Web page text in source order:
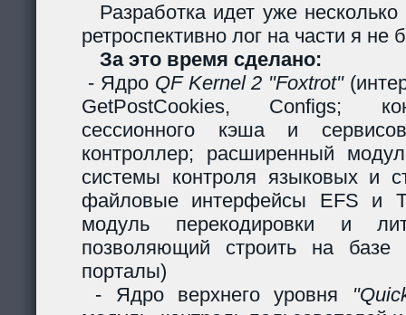
Разработка идет уже
ретроспективно лог на части я не
За это время сделано:
- Ядро QF Kernel 2 "Foxtrot"
GetPostCookies, Configs;
сессионного кэша и
контроллер; расширенный
системы контроля языковых и
файловые интерфейсы EFS и
модуль перекодировки и
позволяющий строить на базе
порталы)
- Ядро верхнего уровня